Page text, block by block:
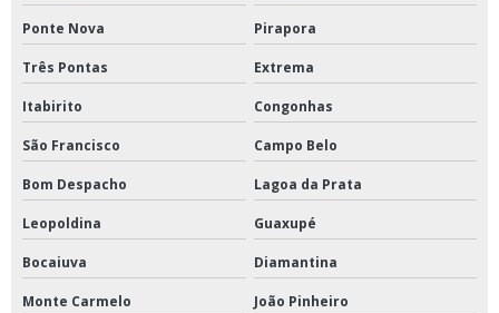
Ponte Nova Pirapora
Três Pontas Extrema
Itabirito Congonhas
São Francisco Campo Belo
Bom Despacho Lagoa da Prata
Leopoldina Guaxupé
Bocaiuva Diamantina
Monte Carmelo João Pinheiro